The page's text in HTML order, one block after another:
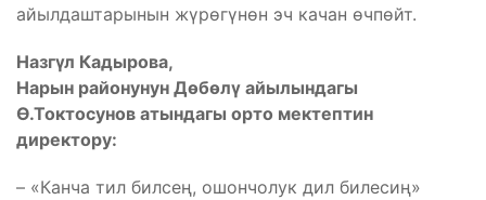
айылдаштарынын жүрөгүнөн эч качан өчпөйт.
Назгүл Кадырова,
Нарын районунун Дөбөлү айылындагы
Ө.Токтосунов атындагы орто мектептин
директору:
– «Канча тил билсең, ошончолук дил билесиң»